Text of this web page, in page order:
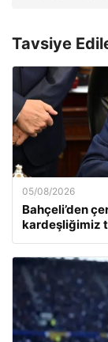
Tavsiye
05/08/2026
Bahçeli’den
kardeşliğimiz